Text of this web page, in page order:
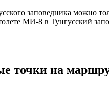
заповедника можно
МИ-8 в Тунгусский
точки на